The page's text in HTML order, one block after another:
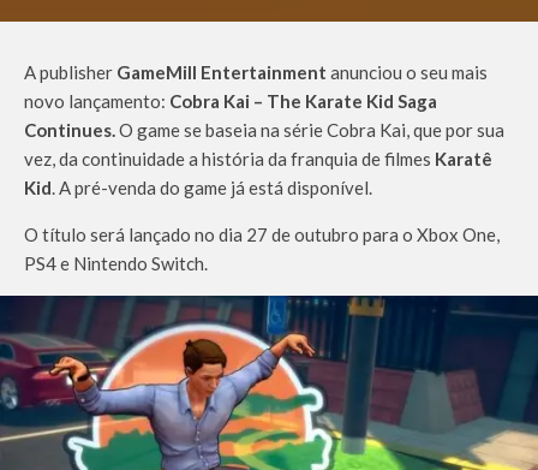
A publisher GameMill Entertainment anunciou o seu mais
novo lançamento: Cobra Kai – The Karate Kid Saga
Continues.O game se baseia na série Cobra Kai, que por sua
vez, da continuidade a história da franquia de filmes Karatê
Kid. A pré-venda do game já está disponível.
O título será lançado no dia 27 de outubro para o Xbox One,
PS4 e Nintendo Switch.